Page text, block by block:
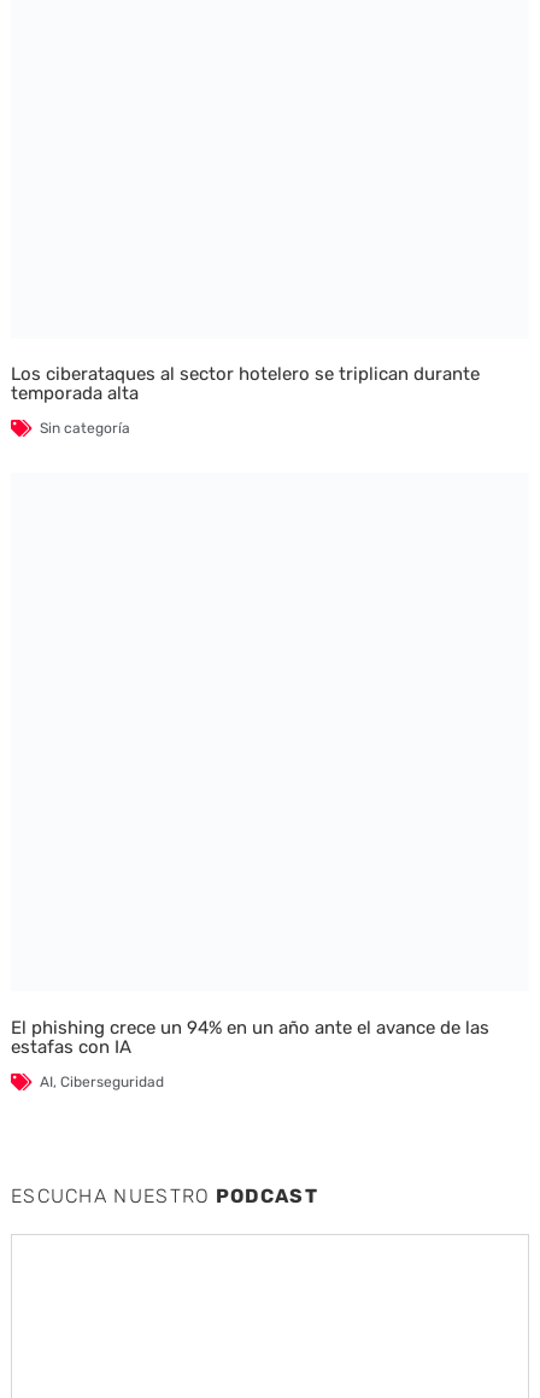
Los ciberataques al sector hotelero se triplican durante
temporada alta
Sin categoría
El phishing crece un 94% en un año ante el avance de las
estafas con IA
AI, Ciberseguridad
ESCUCHA NUESTRO PODCAST